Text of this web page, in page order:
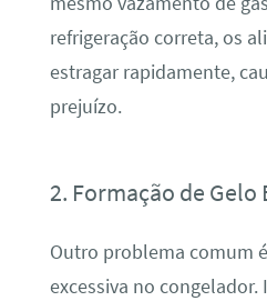
refrigeração correta, os
estragar rapidamente,
prejuízo.
2. Formação de Gelo
Outro problema comum
excessiva no congelador.